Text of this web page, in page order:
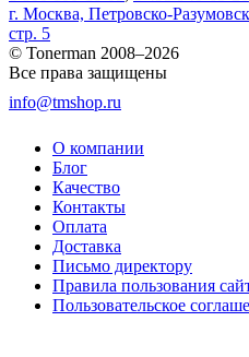
г. Москва, Петровско-
стр. 5
© Tonerman 2008–2026
Все права защищены
info@tmshop.ru
О компании
Блог
Качество
Контакты
Оплата
Доставка
Письмо директору
Правила пользования
Пользовательское